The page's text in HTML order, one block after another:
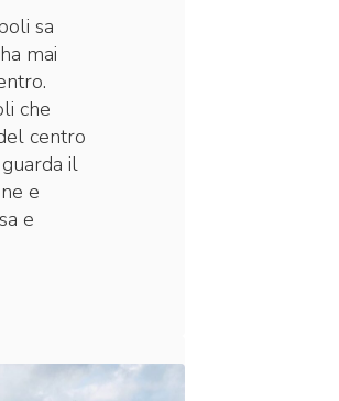
sa
mai
che
centro
il
e
e